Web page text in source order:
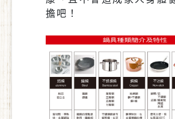
擔吧！